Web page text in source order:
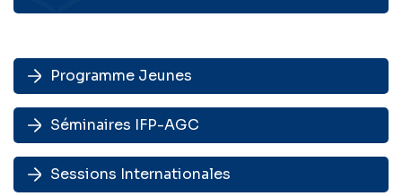
Programme Jeunes
Séminaires IFP-AGC
Sessions Internationales